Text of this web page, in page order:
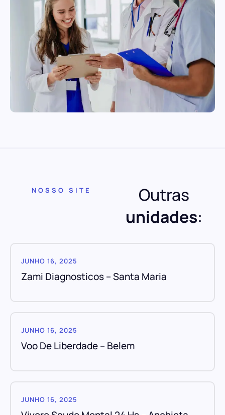
NOSSO SITE
Outras
unidades:
JUNHO 16, 2025
Zami Diagnosticos – Santa Maria
JUNHO 16, 2025
Voo De Liberdade – Belem
JUNHO 16, 2025